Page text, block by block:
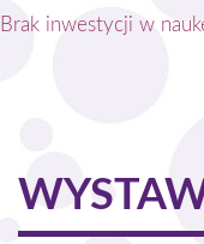
Brak inwestycji w